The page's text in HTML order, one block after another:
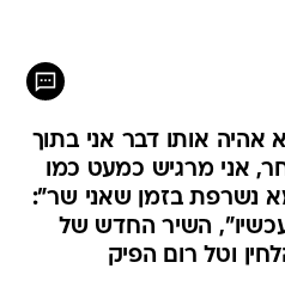
אותו דבר אני בתוך
אני מרגיש כמעט כמו
נשרפת בזמן שאני שר":
השיר החדש של
וטל רום הפיק